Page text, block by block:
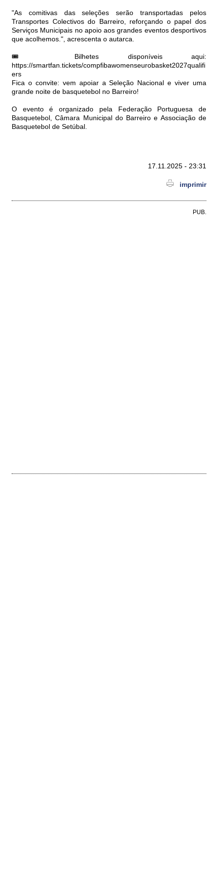
"As comitivas das seleções serão transportadas pelos
Transportes Colectivos do Barreiro, reforçando o papel dos
Serviços Municipais no apoio aos grandes eventos desportivos
que acolhemos.", acrescenta o autarca.
🎟 Bilhetes disponíveis aqui:
https://smartfan.tickets/compfibawomenseurobasket2027qualifi
ers
Fica o convite: vem apoiar a Seleção Nacional e viver uma
grande noite de basquetebol no Barreiro!
O evento é organizado pela Federação Portuguesa de
Basquetebol, Câmara Municipal do Barreiro e Associação de
Basquetebol de Setúbal.
17.11.2025 - 23:31
imprimir
PUB.